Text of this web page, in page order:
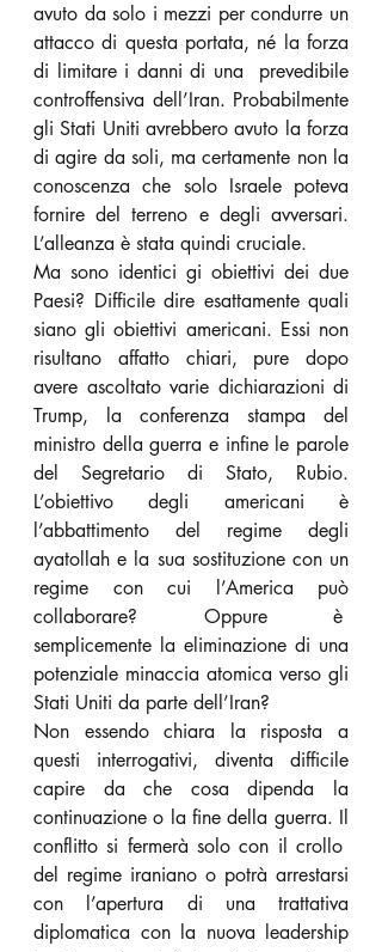
avuto da solo i mezzi per condurre un
attacco di questa portata, né la forza
di limitare i danni di una  prevedibile
controffensiva dell’Iran. Probabilmente
gli Stati Uniti avrebbero avuto la forza
di agire da soli, ma certamente non la
conoscenza che solo Israele poteva
fornire del terreno e degli avversari.
L’alleanza è stata quindi cruciale.
Ma sono identici gi obiettivi dei due
Paesi? Difficile dire esattamente quali
siano gli obiettivi americani. Essi non
risultano affatto chiari, pure dopo
avere ascoltato varie dichiarazioni di
Trump, la conferenza stampa del
ministro della guerra e infine le parole
del Segretario di Stato, Rubio.
L’obiettivo degli americani è
l’abbattimento del regime degli
ayatollah e la sua sostituzione con un
regime con cui l’America può
collaborare? Oppure è
semplicemente la eliminazione di una
potenziale minaccia atomica verso gli
Stati Uniti da parte dell’Iran?
Non essendo chiara la risposta a
questi interrogativi, diventa difficile
capire da che cosa dipenda la
continuazione o la fine della guerra. Il
conflitto si fermerà solo con il crollo
del regime iraniano o potrà arrestarsi
con l’apertura di una trattativa
diplomatica con la nuova leadership